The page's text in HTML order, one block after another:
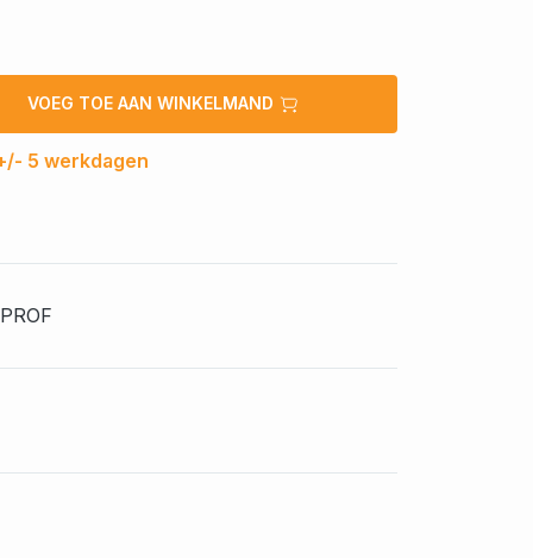
VOEG TOE AAN WINKELMAND
5 werkdagen